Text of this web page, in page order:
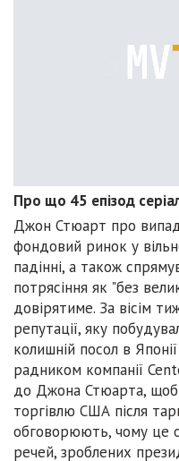
Про що 45 епізод
Джон Стюарт про
фондовий ринок у
падінні, а також
потрясіння як "без
довірятиме. За вісім
репутації, яку
колишній посол в
радником компанії
до Джона Стюарта, щоб
торгівлю США після
обговорюють, чому це
речей, зроблених